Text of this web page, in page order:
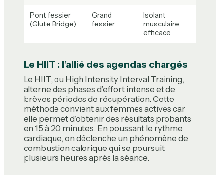
Pont fessier
(Glute Bridge)
Grand
fessier
Isolant
musculaire
efficace
Le HIIT : l’allié des agendas chargés
Le HIIT, ou High Intensity Interval Training,
alterne des phases d’effort intense et de
brèves périodes de récupération. Cette
méthode convient aux femmes actives car
elle permet d’obtenir des résultats probants
en 15 à 20 minutes. En poussant le rythme
cardiaque, on déclenche un phénomène de
combustion calorique qui se poursuit
plusieurs heures après la séance.